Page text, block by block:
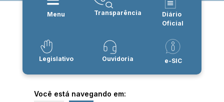
Menu Transparência
Diário
Oficial
Legislativo Ouvidoria e-SIC
Você está navegando em: